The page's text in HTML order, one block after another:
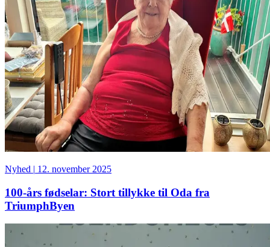
Nyhed | 12. november 2025
100-års fødselar: Stort tillykke til Oda fra
TriumphByen